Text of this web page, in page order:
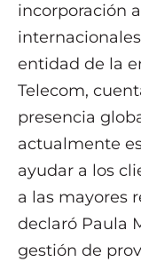
incorporación
entidad de la
Telecom,
presencia
actualmente
ayudar a los
a las mayores
declaró Paula
gestión de